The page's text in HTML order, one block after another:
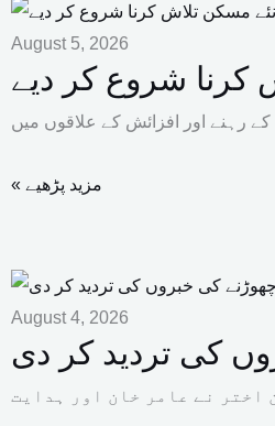
August 5, 2026
کرنا شروع کر دیے
« مزید پڑھیے
August 4, 2026
کی تردید کر دی